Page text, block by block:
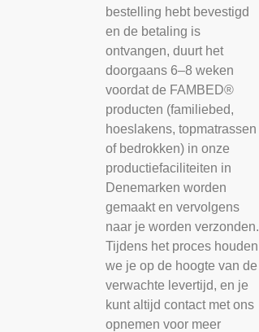
bestelling hebt bevestigd
en de betaling is
ontvangen, duurt het
doorgaans 6–8 weken
voordat de FAMBED®
producten (familiebed,
hoeslakens, topmatrassen
of bedrokken) in onze
productiefaciliteiten in
Denemarken worden
gemaakt en vervolgens
naar je worden verzonden.
Tijdens het proces houden
we je op de hoogte van de
verwachte levertijd, en je
kunt altijd contact met ons
opnemen voor meer